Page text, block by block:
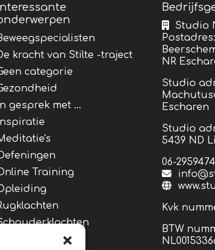
kracht van Stilte -traject
categorie
In gesprek met …
Inspiratie
Training
Studio
Postadres:
NR
Studio
Escharen
Studio
5439 ND
06-
Kvk
BTW